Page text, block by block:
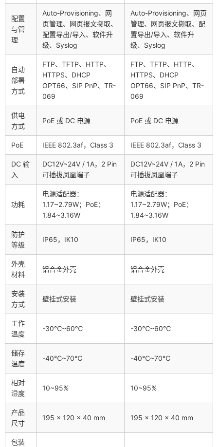
配置
与管
理
Auto-Provisioning、网
页管理、网页报文撷取、
配置导出/导入、软件升
级、Syslog
Auto-Provisioning、网页
管理、网页报文撷取、配
置导出/导入、软件升
级、Syslog
自动
部署
方式
FTP、TFTP、HTTP、
HTTPS、DHCP
OPT66、SIP PnP、TR-
069
FTP、TFTP、HTTP、
HTTPS、DHCP
OPT66、SIP PnP、TR-
069
供电
方式
PoE 或 DC 电源 PoE 或 DC 电源
PoE IEEE 802.3af，Class 3 IEEE 802.3af，Class 3
DC 输
入
DC12V~24V / 1A，2 Pin
可插拔凤凰端子
DC12V~24V / 1A，2 Pin
可插拔凤凰端子
功耗
电源适配器：
1.17~2.79W；PoE：
1.84~3.16W
电源适配器：
1.17~2.79W；PoE：
1.84~3.16W
防护
等级
IP65，IK10 IP65，IK10
外壳
材料
铝合金外壳 铝合金外壳
安装
方式
壁挂式安装 壁挂式安装
工作
温度
-30℃~60℃ -30℃~60℃
储存
温度
-40℃~70℃ -40℃~70℃
相对
湿度
10~95% 10~95%
产品
尺寸
195 × 120 × 40 mm 195 × 120 × 40 mm
包装